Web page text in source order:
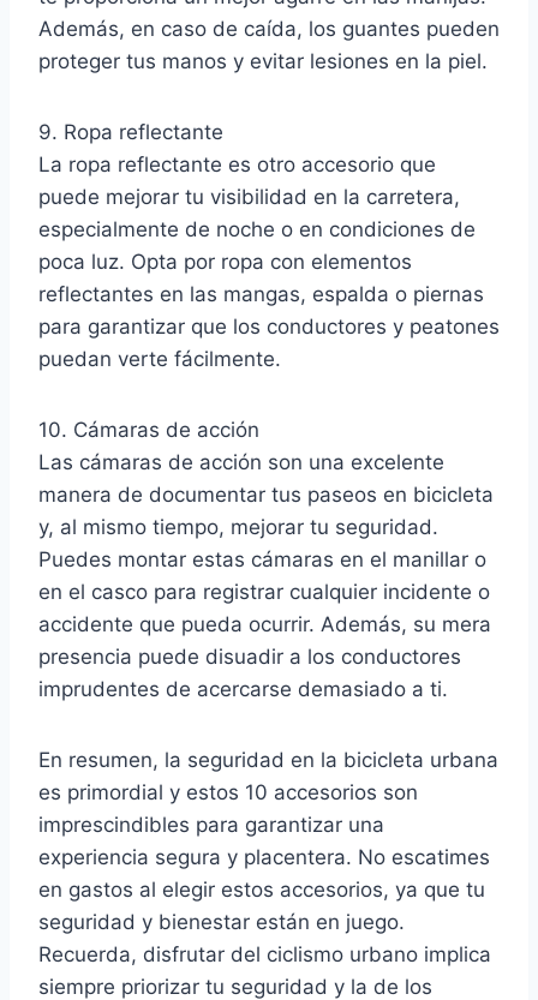
Además, en caso de caída, los guantes pueden
proteger tus manos y evitar lesiones en la piel.
9. Ropa reflectante
La ropa reflectante es otro accesorio que
puede mejorar tu visibilidad en la carretera,
especialmente de noche o en condiciones de
poca luz. Opta por ropa con elementos
reflectantes en las mangas, espalda o piernas
para garantizar que los conductores y peatones
puedan verte fácilmente.
10. Cámaras de acción
Las cámaras de acción son una excelente
manera de documentar tus paseos en bicicleta
y, al mismo tiempo, mejorar tu seguridad.
Puedes montar estas cámaras en el manillar o
en el casco para registrar cualquier incidente o
accidente que pueda ocurrir. Además, su mera
presencia puede disuadir a los conductores
imprudentes de acercarse demasiado a ti.
En resumen, la seguridad en la bicicleta urbana
es primordial y estos 10 accesorios son
imprescindibles para garantizar una
experiencia segura y placentera. No escatimes
en gastos al elegir estos accesorios, ya que tu
seguridad y bienestar están en juego.
Recuerda, disfrutar del ciclismo urbano implica
siempre priorizar tu seguridad y la de los